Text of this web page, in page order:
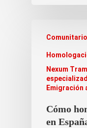
Nexum
Emigración
Cómo
en